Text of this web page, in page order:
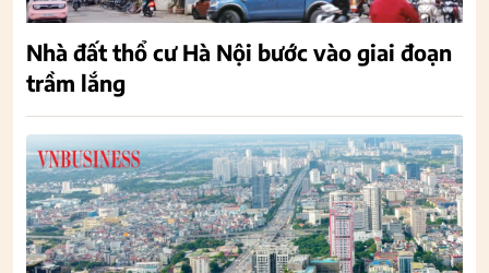
Nhà đất thổ cư Hà Nội bước vào giai đoạn
trầm lắng